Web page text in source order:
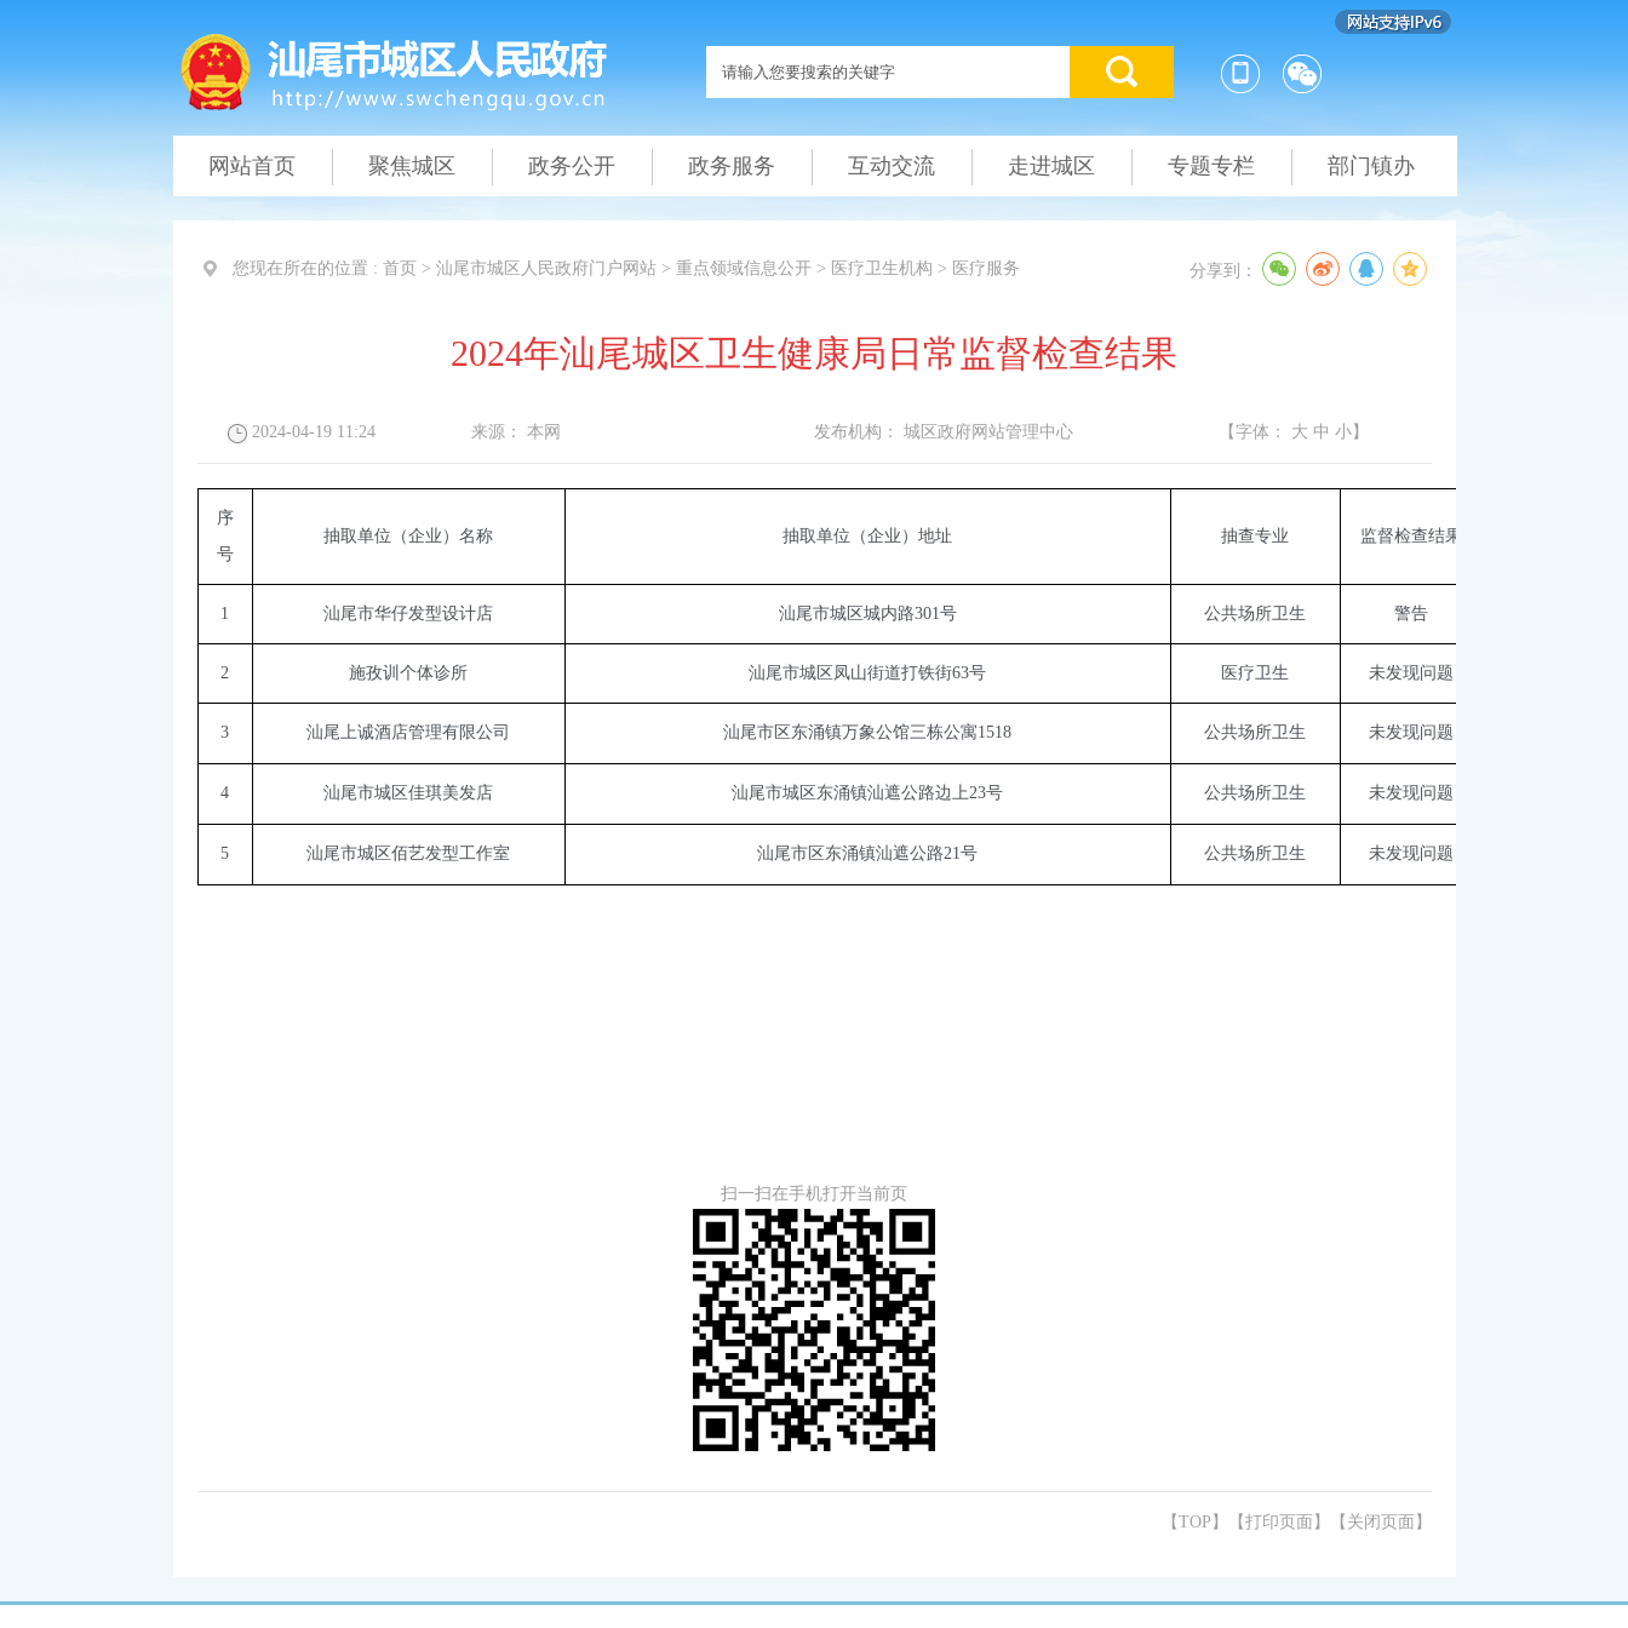
网站首页 聚焦城区 政务公开 政务服务 互动交流 走进城区 专题专栏 部门镇办
您现在所在的位置 : 首页 > 汕尾市城区人民政府门户网站> 重点领域信息公开> 医疗卫生机构 > 医疗服务 分享到：
2024年汕尾城区卫生健康局日常监督检查结果
2024-04-19 11:24 来源： 本网 发布机构： 城区政府网站管理中心 【字体： 大 中 小 】
序
号
抽取单位（企业）名称 抽取单位（企业）地址 抽查专业 监督检查结果
1 汕尾市华仔发型设计店 汕尾市城区城内路301号 公共场所卫生 警告
2 施孜训个体诊所 汕尾市城区凤山街道打铁街63号 医疗卫生 未发现问题
3 汕尾上诚酒店管理有限公司 汕尾市区东涌镇万象公馆三栋公寓1518 公共场所卫生 未发现问题
4 汕尾市城区佳琪美发店 汕尾市城区东涌镇汕遮公路边上23号 公共场所卫生 未发现问题
5 汕尾市城区佰艺发型工作室 汕尾市区东涌镇汕遮公路21号 公共场所卫生 未发现问题
扫一扫在手机打开当前页
【TOP】 【 打印页面 】【 关闭页面 】